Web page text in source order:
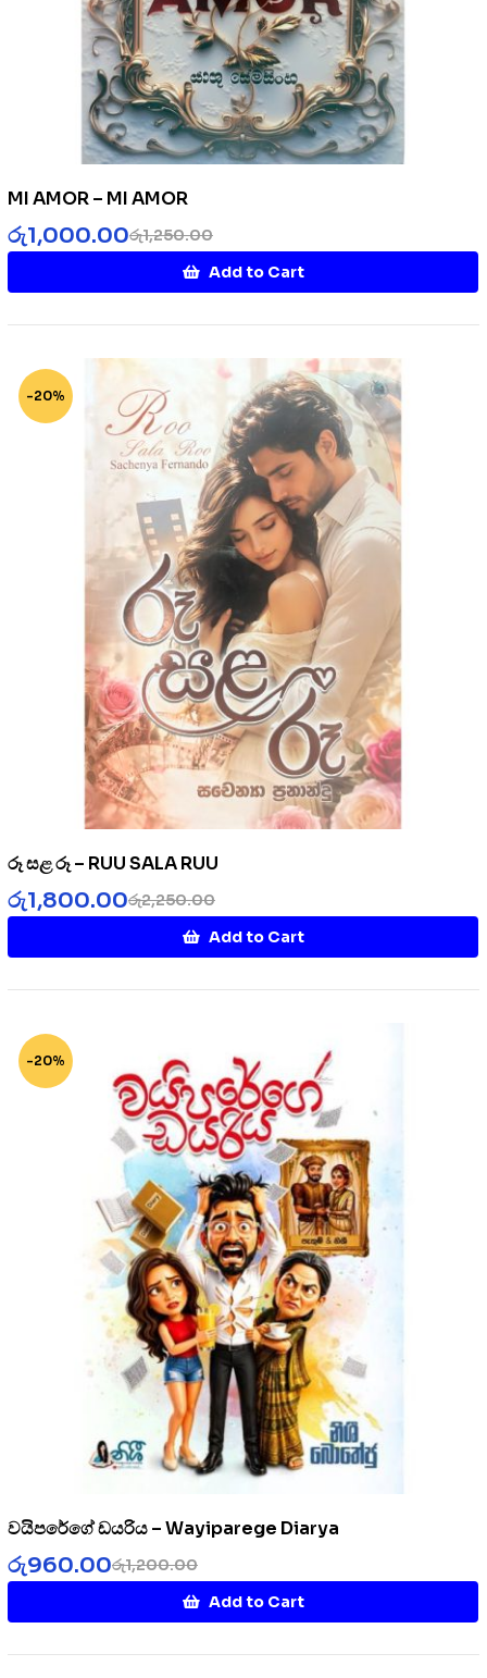
MI AMOR – MI AMOR
රු1,250.00
රු1,000.00
Add to Cart
-20%
රූ සළ රූ – RUU SALA RUU
රු2,250.00
රු1,800.00
Add to Cart
-20%
වයිපරේගේ ඩයරිය – Wayiparege Diarya
රු1,200.00
රු960.00
Add to Cart